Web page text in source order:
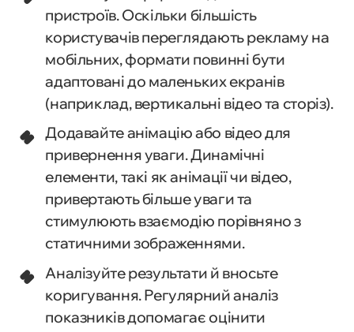
пристроїв. Оскільки більшість
користувачів переглядають рекламу на
мобільних, формати повинні бути
адаптовані до маленьких екранів
(наприклад, вертикальні відео та сторіз).
Додавайте анімацію або відео для
привернення уваги. Динамічні
елементи, такі як анімації чи відео,
привертають більше уваги та
стимулюють взаємодію порівняно з
статичними зображеннями.
Аналізуйте результати й вносьте
коригування. Регулярний аналіз
показників допомагає оцінити